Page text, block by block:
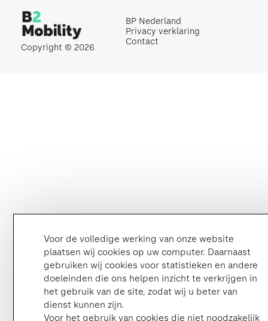
Copyright © 2026
BP Nederland
Privacy verklaring
Contact
Voor de volledige werking van onze website
plaatsen wij cookies op uw computer. Daarnaast
gebruiken wij cookies voor statistieken en andere
doeleinden die ons helpen inzicht te verkrijgen in
het gebruik van de site, zodat wij u beter van
dienst kunnen zijn.
Voor het gebruik van cookies die niet noodzakelijk